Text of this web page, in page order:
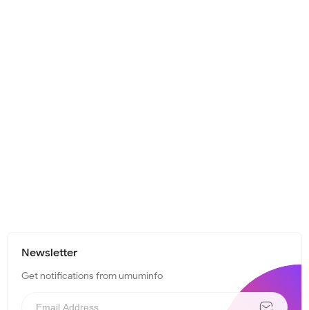
Newsletter
Get notifications from umuminfo